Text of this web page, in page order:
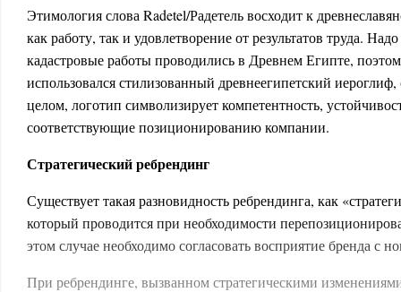
Этимология слова Radetel/Радетель восходит к
как работу, так и удовлетворение от результатов труда.
кадастровые работы проводились в Древнем Египте,
использовался стилизованный древнеегипетский
целом, логотип символизирует компетентность,
соответствующие позиционированию компании.
Стратегический ребрендинг
Существует такая разновидность ребрендинга, как
который проводится при необходимости
этом случае необходимо согласовать восприятие бренда с
При ребрендинге, вызванном стратегическими